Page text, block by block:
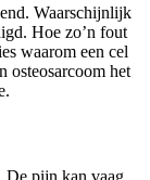
Waarschijnlijk
Hoe zo’n fout
waarom een cel
osteosarcoom het
De pijn kan vaag